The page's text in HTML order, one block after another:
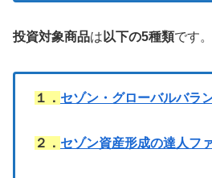
投資対象商品は 以下の5種類です。
１． セゾン・グローバルバラ
２． セゾン資産形成の達人フ